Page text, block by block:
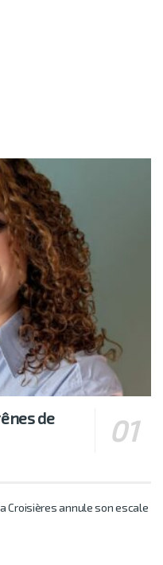
de
Croisières annule son escale